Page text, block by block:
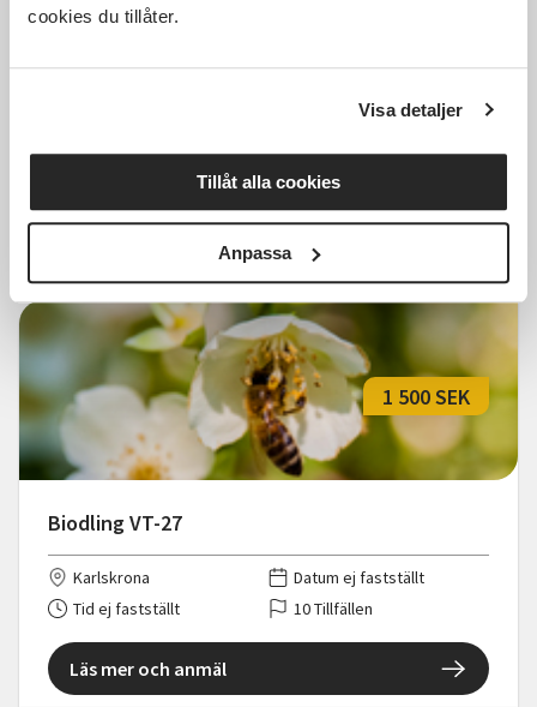
cookies du tillåter.
Visa detaljer
Tillåt alla cookies
Anpassa
10 Tillfällen
Läs mer och anmäl
Biodling VT-27
1 500 SEK
Karlskrona
Datum ej fastställt
Tid ej fastställt
10 Tillfällen
Läs mer och anmäl